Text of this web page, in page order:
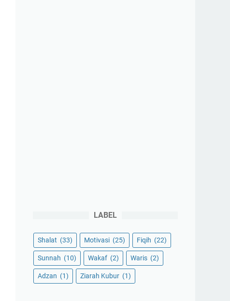
LABEL
Shalat (33) Motivasi (25) Fiqih (22)
Sunnah (10) Wakaf (2) Waris (2)
Adzan (1) Ziarah Kubur (1)